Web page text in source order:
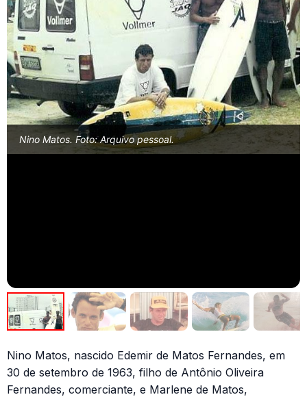
Nino Matos. Foto: Arquivo pessoal.
Nino Matos, nascido Edemir de Matos Fernandes, em
30 de setembro de 1963, filho de Antônio Oliveira
Fernandes, comerciante, e Marlene de Matos,